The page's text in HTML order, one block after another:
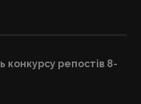
репостів 8-